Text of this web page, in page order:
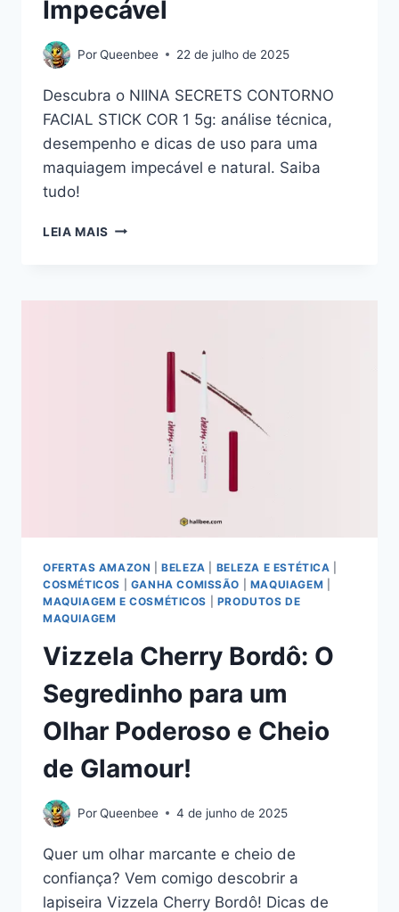
Impecável
PorQueenbee 22 de julho de 2025
Descubra o NIINA SECRETS CONTORNO
FACIAL STICK COR 1 5g: análise técnica,
desempenho e dicas de uso para uma
maquiagem impecável e natural. Saiba
tudo!
LEIA MAIS NIINA
STICK
APLICAÇÃO
ESCULTURA
IMPECÁVEL
OFERTAS AMAZON |BELEZA BELEZA E ESTÉTICA
COSMÉTICOS
GANHA COMISSÃO MAQUIAGEM
MAQUIAGEM E COSMÉTICOS
PRODUTOS DE
MAQUIAGEM
Vizzela Cherry Bordô: O
Segredinho para um
Olhar Poderoso e Cheio
de Glamour!
PorQueenbee 4 de junho de 2025
Quer um olhar marcante e cheio de
confiança? Vem comigo descobrir a
lapiseira Vizzela Cherry Bordô! Dicas de